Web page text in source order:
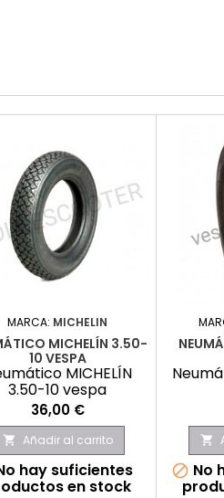
MARCA: MICHELIN
MICHELÍN 3.50-
10 VESPA
MICHELÍN
3.50-10 vespa
Precio
36,00 €
 Añadir al carrito
hay suficientes
en stock

 No